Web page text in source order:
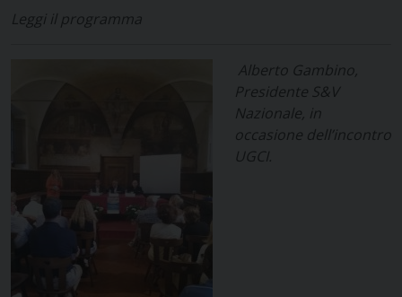
Leggi il programma
Alberto Gambino,
Presidente S&V
Nazionale, in
occasione dell’incontro
UGCI.